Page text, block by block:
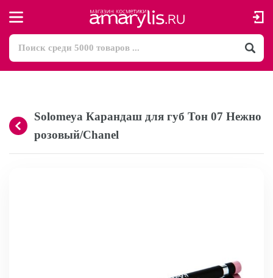
Solomeya Карандаш для губ Тон 07 Нежно
розовый/Chanel